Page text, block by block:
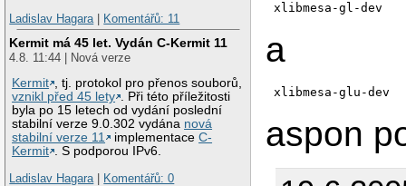
Ladislav Hagara| Komentářů: 11
Kermit má 45 let. Vydán C-Kermit 11
4.8. 11:44 | Nová verze
Kermit , tj. protokol pro přenos souborů,
vznikl před 45 lety . Při této příležitosti
byla po 15 letech od vydání poslední
stabilní verze 9.0.302 vydána nová
stabilní verze 11
implementaceC-
Kermit . S podporou IPv6.
Ladislav Hagara| Komentářů: 0
xlibmesa-gl-dev
a
xlibmesa-glu-dev
aspon